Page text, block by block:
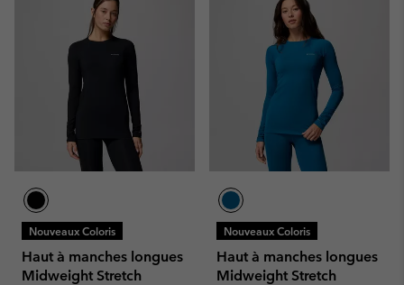
Nouveaux Coloris
Haut à manches longues
Midweight Stretch
Nouveaux Coloris
Haut à manches longues
Midweight Stretch